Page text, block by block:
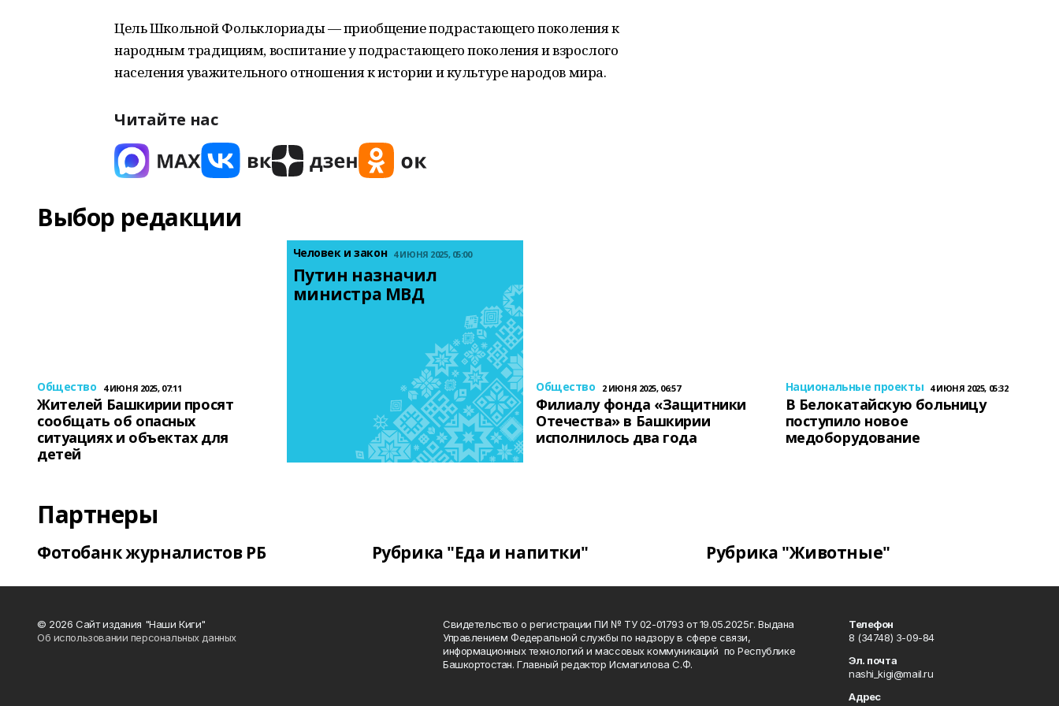
Цель Школьной Фольклориады — приобщение подрастающего поколения к
народным традициям, воспитание у подрастающего поколения и взрослого
населения уважительного отношения к истории и культуре народов мира.
Читайте нас
Выбор редакции
Общество 4 ИЮНЯ 2025, 07:11
Жителей Башкирии просят
сообщать об опасных
ситуациях и объектах для
детей
Человек и закон 4 ИЮНЯ 2025, 05:00
Путин назначил
министра МВД
Общество 2 ИЮНЯ 2025, 06:57
Филиалу фонда «Защитники
Отечества» в Башкирии
исполнилось два года
Национальные проекты 4 ИЮНЯ 2025, 05:32
В Белокатайскую больницу
поступило новое
медоборудование
Партнеры
Фотобанк журналистов РБ Рубрика "Еда и напитки" Рубрика "Животные"
© 2026 Сайт издания "Наши Киги"
Об использовании персональных данных
Свидетельство о регистрации ПИ № ТУ 02-01793 от 19.05.2025г. Выдана
Управлением Федеральной службы по надзору в сфере связи,
информационных технологий и массовых коммуникаций по Республике
Башкортостан. Главный редактор Исмагилова С.Ф.
Телефон
8 (34748) 3-09-84
Эл. почта
nashi_kigi@mail.ru
Адрес